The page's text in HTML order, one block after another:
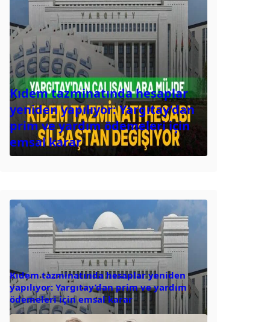
Kıdem tazminatında hesaplar
yeniden yapılıyor: Yargıtay’dan
prim ve yardım ödemeleri için
emsal karar
Kıdem tazminatında hesaplar yeniden
yapılıyor: Yargıtay’dan prim ve yardım
ödemeleri için emsal karar